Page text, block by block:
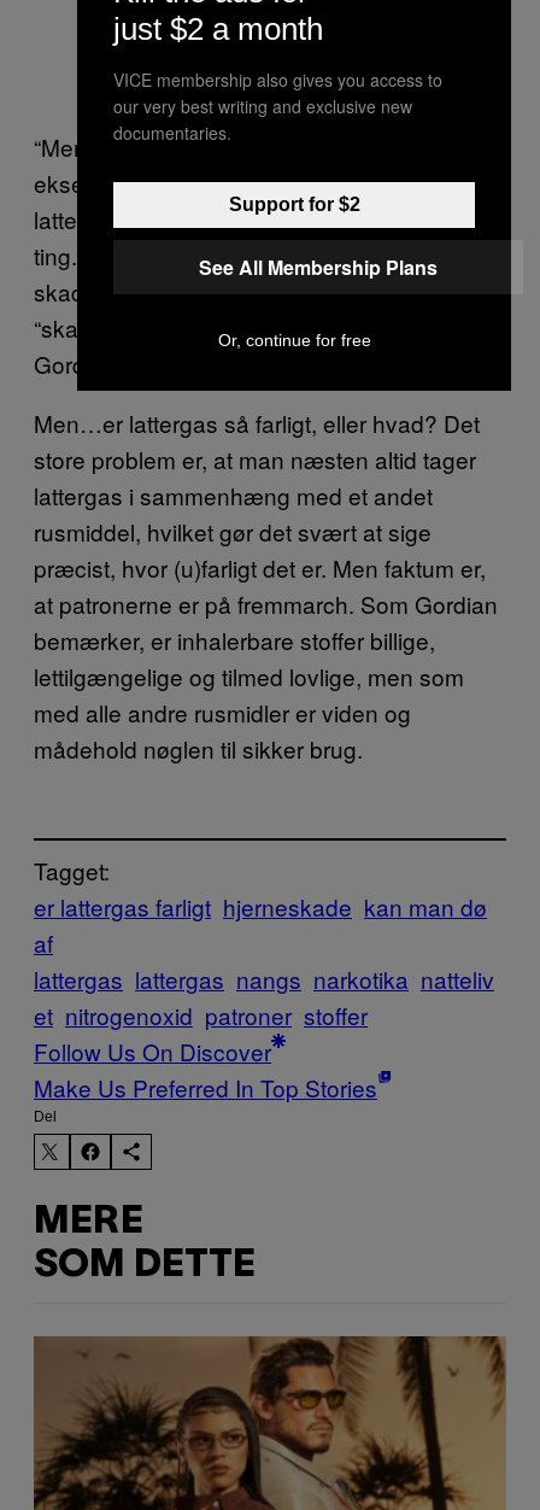
“Men det har jeg aldrig nogensinde set et
eksempel på, der udelukkende skyldes
lattergas. Det er altid kombineret med andre
ting.” Hvis man skal ende på
skadestuen udelukkende ved at inhalere,
“skal man
fyre nogle patroner af,” som
Gordian siger.
Men…er lattergas så farligt, eller hvad? Det
store problem er, at man næsten altid tager
lattergas i sammenhæng med et andet
rusmiddel, hvilket gør det svært at sige
præcist, hvor (u)farligt det er. Men faktum er,
at patronerne er på fremmarch. Som Gordian
bemærker, er inhalerbare stoffer billige,
lettilgængelige og tilmed lovlige, men som
med alle andre rusmidler er viden og
mådehold nøglen til sikker brug.
Tagget:
er lattergas farligt hjerneskade kan man dø
af
lattergas lattergas nangs narkotika natteliv
et nitrogenoxid patroner stoffer
Follow Us On Discover
Make Us Preferred In Top Stories
Del
MERE
SOM DETTE
just $2 a month
VICE membership also gives you access to
our very best writing and exclusive new
documentaries.
Support for $2
See All Membership Plans
Or, continue for free